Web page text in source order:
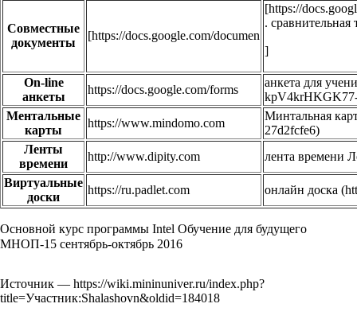
Совместные
документы
[https://docs.google.com/documen
[https://
. сравнительная
]
On-line
анкеты
https://docs.google.com/forms
анкета для
Ментальные
карты
https://www.mindomo.com
Минтальная
Ленты
времени
http://www.dipity.com
лента времени
Виртуальные
доски
https://ru.padlet.com онлайн доска
Основной курс программы Intel Обучение для будущего
МНОП-15 сентябрь-октябрь 2016
Источник — https://wiki.mininuniver.ru/index.php?
title=Участник:Shalashovn&oldid=184018